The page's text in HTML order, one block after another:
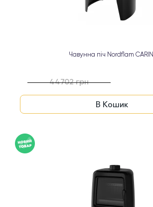
Чавунна піч Nordflam CARINI
44702 грн
В Кошик